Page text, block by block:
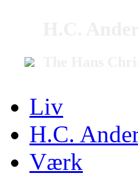
Liv
H.C.
Værk